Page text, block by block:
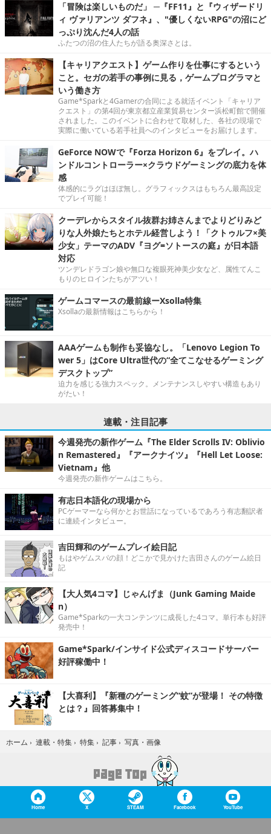
「冒険は楽しいものだ」 ─『FF11』と『ウィザードリ
ィ ヴァリアンツ ダフネ』、"優しくないRPG"の沼にど
っぷり沈んだ4人の話
ふたつの沼の住人たちが語る奥深さとは。
【キャリアクエスト】ゲーム作りを仕事にするという
こと。セガの若手の事例に見る，ゲームプログラマと
いう働き方
Game*Sparkと4Gamerの合同による就活イベント「キャリア
クエスト」の第4回が東京都立産業貿易センター浜松町館で開催
されました。このイベントに合わせて取材した、各社の現場で
実際に働いている若手社員へのインタビューをお届けします。
GeForce NOWで『Forza Horizon 6』をプレイ。ハ
ンドルコントローラー×クラウドゲーミングの底力を体
感
体感的にラグはほぼ無し。グラフィックスはもちろん最高設定
でプレイ可能！
クーデレからスタイル抜群お姉さんまでよりどりみど
りな人外娘たちとホテル経営しよう！「クトゥルフ×美
少女」テーマのADV『ヨグ=ソトースの庭』が日本語
対応
ツンデレドラゴン娘や無口な複眼死神美少女など、属性てんこ
もりのヒロインたちがアツい！
ゲームコマースの最前線ーXsolla特集
Xsollaの最新情報はこちらから！
AAAゲームも制作も妥協なし。「Lenovo Legion To
wer 5」はCore Ultra世代の“全てこなせるゲーミング
デスクトップ”
迫力を感じる強力スペック。メンテナンスしやすい構造もあり
がたい！
連載・注目記事
今週発売の新作ゲーム『The Elder Scrolls IV: Oblivio
n Remastered』『アークナイツ』『Hell Let Loose:
Vietnam』他
今週発売の新作ゲームはこちら。
有志日本語化の現場から
PCゲーマーなら何かとお世話になっているであろう有志翻訳者
に連続インタビュー。
吉田輝和のゲームプレイ絵日記
もはやゲムスパの顔！どこかで見かけた吉田さんのゲーム絵日
記
【大人気4コマ】じゃんげま（Junk Gaming Maide
n）
Game*Sparkの一大コンテンツに成長した4コマ。単行本も好評
発売中！
Game*Spark/インサイド公式ディスコードサーバー
好評稼働中！
【大喜利】『新種のゲーミング“蚊”が登場！ その特徴
とは？』回答募集中！
ホーム › 連載・特集 › 特集 › 記事 › 写真・画像
Home X STEAM Facebook YouTube